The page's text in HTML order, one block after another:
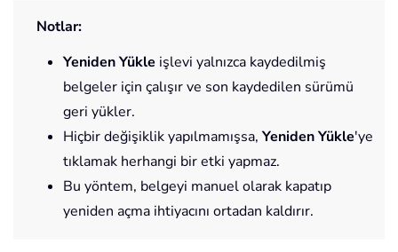
Notlar:
Yeniden Yükle işlevi yalnızca kaydedilmiş
belgeler için çalışır ve son kaydedilen sürümü
geri yükler.
Hiçbir değişiklik yapılmamışsa, Yeniden Yükle'ye
tıklamak herhangi bir etki yapmaz.
Bu yöntem, belgeyi manuel olarak kapatıp
yeniden açma ihtiyacını ortadan kaldırır.